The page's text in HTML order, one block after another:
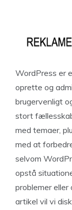
WordPress er
oprette og
brugervenligt
stort
med temaer,
med at
selvom
opstå
problemer eller
artikel vil vi